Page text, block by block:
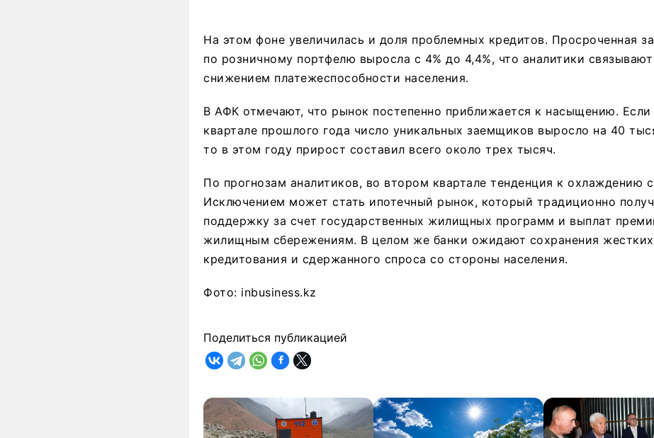
На этом фоне увеличилась и доля проблемных кредитов. Просроченная
по розничному портфелю выросла с 4% до 4,4%, что аналитики
снижением платежеспособности населения.
В АФК отмечают, что рынок постепенно приближается к насыщению.
квартале прошлого года число уникальных заемщиков выросло на 40
то в этом году прирост составил всего около трех тысяч.
По прогнозам аналитиков, во втором квартале тенденция к охлаждению
Исключением может стать ипотечный рынок, который традиционно
поддержку за счет государственных жилищных программ и выплат
жилищным сбережениям. В целом же банки ожидают сохранения жестких
кредитования и сдержанного спроса со стороны населения.
Фото: inbusiness.kz
Поделиться публикацией